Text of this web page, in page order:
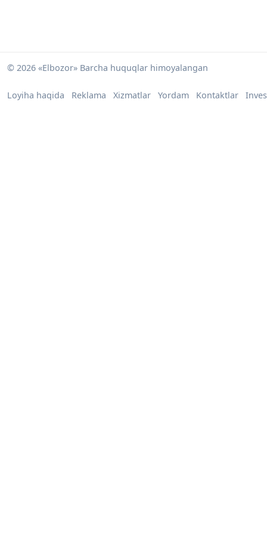
© 2026 «Elbozor» Barcha huquqlar himoyalangan
Loyiha haqida Reklama Xizmatlar Yordam Kontaktlar